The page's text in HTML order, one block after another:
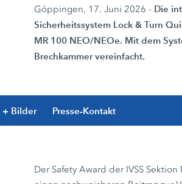
Göppingen, 17. Juni 2026 - Die
Sicherheitssystem Lock & Turn
MR 100 NEO/NEOe. Mit dem
Brechkammer vereinfacht.
+ Bilder Presse-Kontakt
Der Safety Award der IVSS